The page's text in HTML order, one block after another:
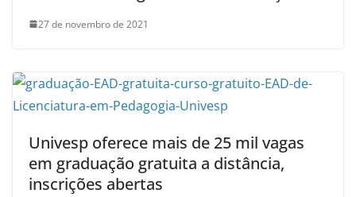
27 de novembro de 2021
Univesp oferece mais de 25 mil vagas
em graduação gratuita a distância,
inscrições abertas